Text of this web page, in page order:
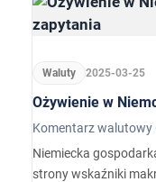
Waluty 2025-03-25
Ożywienie w
Komentarz walutowy
Niemiecka
strony wskaźniki